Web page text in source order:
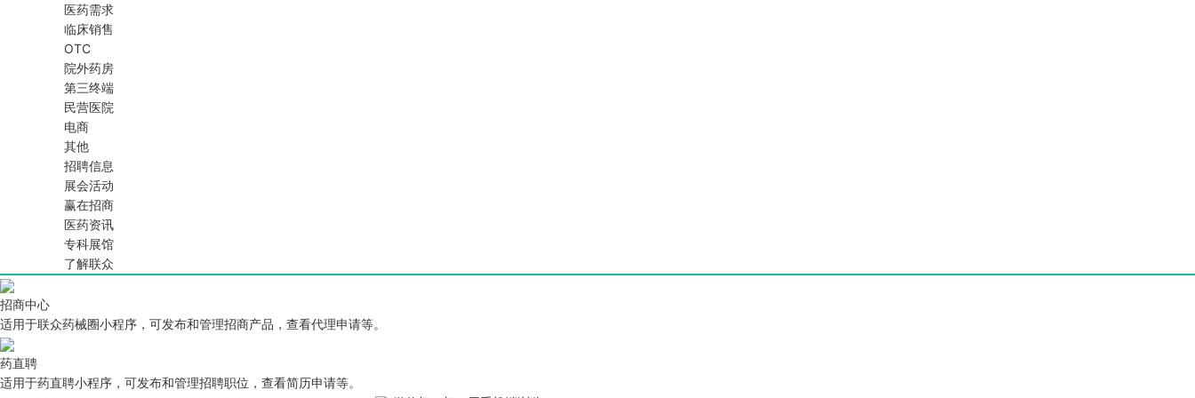
医药需求
临床销售
OTC
院外药房
第三终端
民营医院
电商
其他
招聘信息
展会活动
赢在招商
医药资讯
专科展馆
了解联众
招商中心
适用于联众药械圈小程序，可发布和管理招商产品，查看代理申请等。
药直聘
适用于药直聘小程序，可发布和管理招聘职位，查看简历申请等。